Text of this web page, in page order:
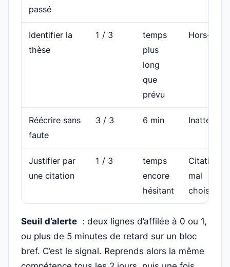
passé
Identifier la
thèse
1 / 3
temps
plus
long
que
prévu
Hors-sujet
Réécrire sans
faute
3 / 3 6 min Inattention
Justifier par
une citation
1 / 3
temps
encore
hésitant
Citation
mal
choisie
Seuil d’alerte : deux lignes d’affilée à 0 ou 1,
ou plus de 5 minutes de retard sur un bloc
bref. C’est le signal. Reprends alors la même